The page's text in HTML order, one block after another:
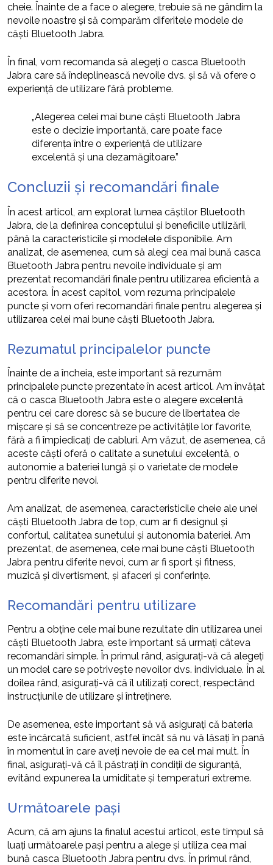
cheie. Înainte de a face o alegere, trebuie să ne gândim la
nevoile noastre și să comparăm diferitele modele de
căști Bluetooth Jabra.
În final, vom recomanda să alegeți o casca Bluetooth
Jabra care să îndeplinească nevoile dvs. și să vă ofere o
experiență de utilizare fără probleme.
„Alegerea celei mai bune căști Bluetooth Jabra
este o decizie importantă, care poate face
diferența între o experiență de utilizare
excelentă și una dezamăgitoare.”
Concluzii și recomandări finale
În acest articol, am explorat lumea căștilor Bluetooth
Jabra, de la definirea conceptului și beneficiile utilizării,
până la caracteristicile și modelele disponibile. Am
analizat, de asemenea, cum să alegi cea mai bună casca
Bluetooth Jabra pentru nevoile individuale și am
prezentat recomandări finale pentru utilizarea eficientă a
acestora. În acest capitol, vom rezuma principalele
puncte și vom oferi recomandări finale pentru alegerea și
utilizarea celei mai bune căști Bluetooth Jabra.
Rezumatul principalelor puncte
Înainte de a încheia, este important să rezumăm
principalele puncte prezentate în acest articol. Am învățat
că o casca Bluetooth Jabra este o alegere excelentă
pentru cei care doresc să se bucure de libertatea de
mișcare și să se concentreze pe activitățile lor favorite,
fără a fi împiedicați de cabluri. Am văzut, de asemenea, că
aceste căști oferă o calitate a sunetului excelentă, o
autonomie a bateriei lungă și o varietate de modele
pentru diferite nevoi.
Am analizat, de asemenea, caracteristicile cheie ale unei
căști Bluetooth Jabra de top, cum ar fi designul și
confortul, calitatea sunetului și autonomia bateriei. Am
prezentat, de asemenea, cele mai bune căști Bluetooth
Jabra pentru diferite nevoi, cum ar fi sport și fitness,
muzică și divertisment, și afaceri și conferințe.
Recomandări pentru utilizare
Pentru a obține cele mai bune rezultate din utilizarea unei
căști Bluetooth Jabra, este important să urmați câteva
recomandări simple. În primul rând, asigurați-vă că alegeți
un model care se potrivește nevoilor dvs. individuale. În al
doilea rând, asigurați-vă că îl utilizați corect, respectând
instrucțiunile de utilizare și întreținere.
De asemenea, este important să vă asigurați că bateria
este încărcată suficient, astfel încât să nu vă lăsați în pană
în momentul în care aveți nevoie de ea cel mai mult. În
final, asigurați-vă că îl păstrați în condiții de siguranță,
evitând expunerea la umiditate și temperaturi extreme.
Următoarele pași
Acum, că am ajuns la finalul acestui articol, este timpul să
luați următoarele pași pentru a alege și utiliza cea mai
bună casca Bluetooth Jabra pentru dvs. În primul rând,